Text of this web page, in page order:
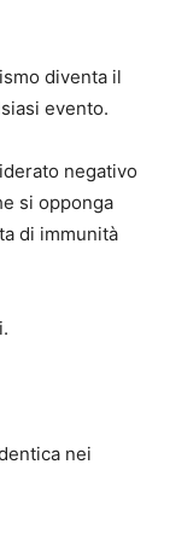
diventa il
evento.
negativo
si opponga
di immunità
nei